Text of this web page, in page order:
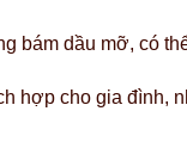
bám dầu mỡ, có
hợp cho gia đình,